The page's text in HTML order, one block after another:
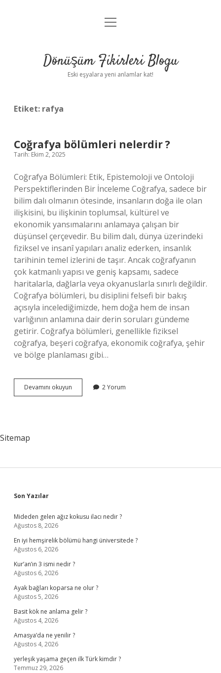
Anasayfa
Yasal Uyarı
menüyü
Dönüşüm Fikirleri Blogu
Eski eşyalara yeni anlamlar kat!
Etiket: rafya
Coğrafya bölümleri nelerdir ?
Tarih: Ekim 2, 2025
Coğrafya Bölümleri: Etik, Epistemoloji ve Ontoloji
Perspektiflerinden Bir İnceleme Coğrafya, sadece bir
bilim dalı olmanın ötesinde, insanların doğa ile olan
ilişkisini, bu ilişkinin toplumsal, kültürel ve
ekonomik yansımalarını anlamaya çalışan bir
düşünsel çerçevedir. Bu bilim dalı, dünya üzerindeki
fiziksel ve insanî yapıları analiz ederken, insanlık
tarihinin temel izlerini de taşır. Ancak coğrafyanın
çok katmanlı yapısı ve geniş kapsamı, sadece
haritalarla, dağlarla veya okyanuslarla sınırlı değildir.
Coğrafya bölümleri, bu disiplini felsefi bir bakış
açısıyla incelediğimizde, hem doğa hem de insan
varlığının anlamına dair derin soruları gündeme
getirir. Coğrafya bölümleri, genellikle fiziksel
coğrafya, beşeri coğrafya, ekonomik coğrafya, şehir
ve bölge planlaması gibi…
Devamını okuyun Coğrafya
bölümleri
2 Yorum
Sitemap
Sidebar
Son Yazılar
Mideden gelen ağız kokusu ilacı nedir ?
Ağustos 8, 2026
En iyi hemşirelik bölümü hangi üniversitede ?
Ağustos 6, 2026
Kur’an’ın 3 ismi nedir ?
Ağustos 6, 2026
Ayak bağları koparsa ne olur ?
Ağustos 5, 2026
Basit kök ne anlama gelir ?
Ağustos 4, 2026
Amasya’da ne yenilir ?
Ağustos 4, 2026
yerleşik yaşama geçen ilk Türk kimdir ?
Temmuz 29, 2026